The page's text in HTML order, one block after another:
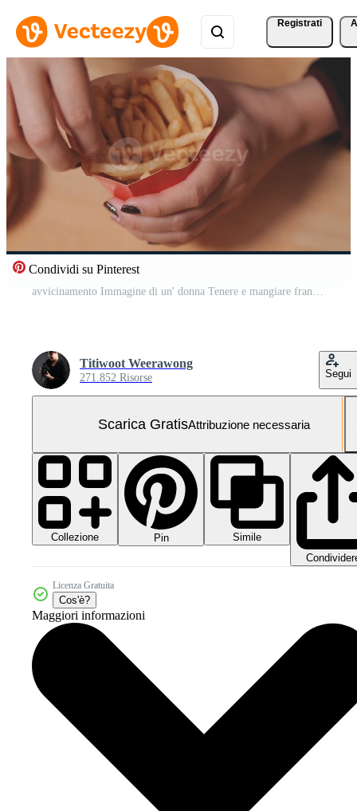
Registrati
Condividi su Pinterest
avvicinamento Immagine di un' donna Tenere e mangiare francese patatine fritte e Hamburger con fritte pollo su il tavolo a casa Video Gratuito
Titiwoot Weerawong
271.852 Risorse Segui
Scarica GratisAttribuzione necessaria
Collezione Pin
Simile
Licenza Gratuita
Cos'è?
Maggiori informazioni